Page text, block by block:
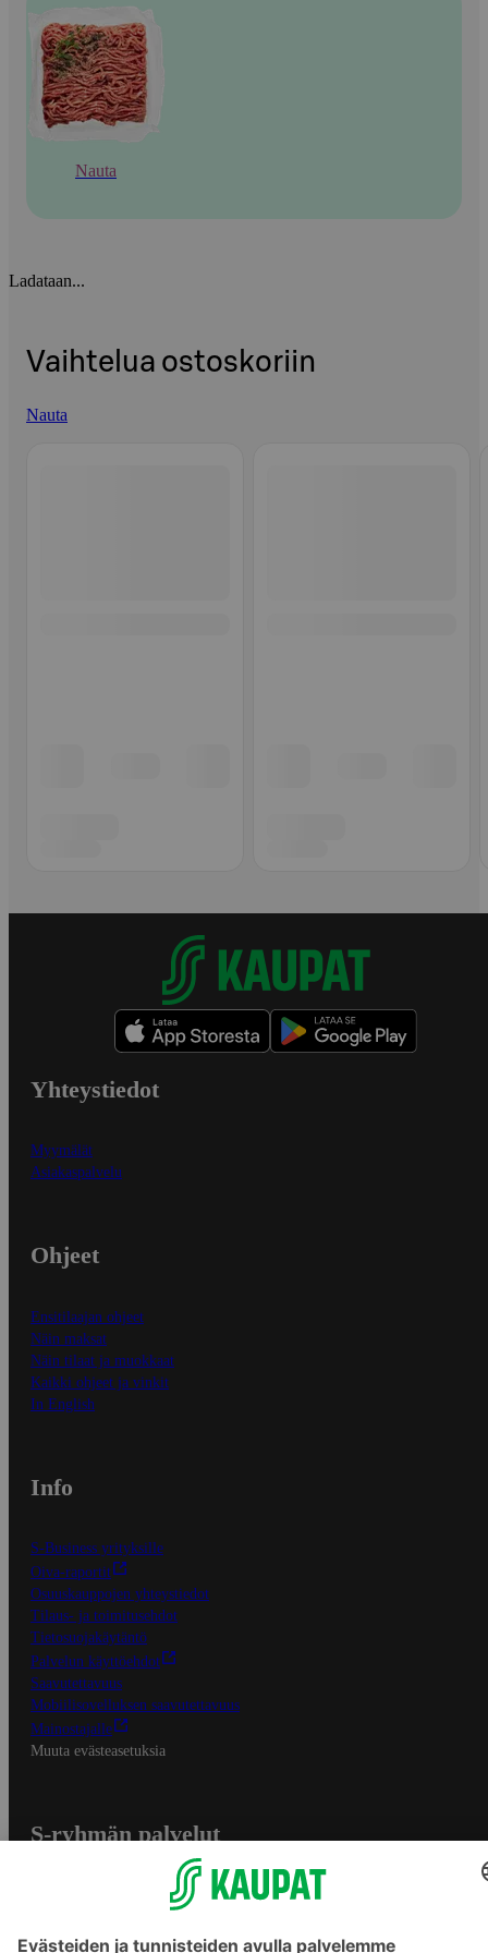
Nauta
Ladataan...
Vaihtelua ostoskoriin
Nauta
Yhteystiedot
Myymälät
Asiakaspalvelu
Ohjeet
Ensitilaajan ohjeet
Näin maksat
Näin tilaat ja muokkaat
Kaikki ohjeet ja vinkit
In English
Info
S-Business yrityksille
Oiva-raportit
Osuuskauppojen yhteystiedot
Tilaus- ja toimitusehdot
Tietosuojakäytäntö
Palvelun käyttöehdot
Saavutettavuus
Mobiilisovelluksen saavutettavuus
Mainostajalle
Muuta evästeasetuksia
S-ryhmän palvelut
Yhteishyvä Ruoka -sovellus